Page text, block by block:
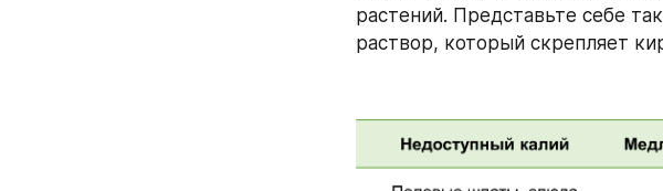
растений. Представьте себе
раствор, который скрепляет